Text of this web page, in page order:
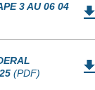
3 AU 06 04
(PDF)